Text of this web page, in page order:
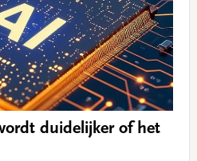
duidelijker of het